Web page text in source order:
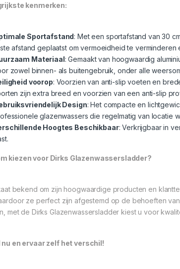
kenmerken:
Sportafstand: Met een sportafstand van 30
afstand geplaatst om vermoeidheid te
Materiaal: Gemaakt van hoogwaardig
zowel binnen- als buitengebruik, onder alle
voorop: Voorzien van anti-slip voeten en
zijn extra breed en voorzien van een anti-slip
Design: Het compacte en
glazenwassers die regelmatig van locatie
Hoogtes Beschikbaar: Verkrijgbaar in
kiezen voor Dirks Glazenwassersladder?
bekend om zijn hoogwaardige producten en
ze perfect zijn afgestemd op de behoeften
met de Dirks Glazenwassersladder kiest u voor
en ervaar zelf het verschil!